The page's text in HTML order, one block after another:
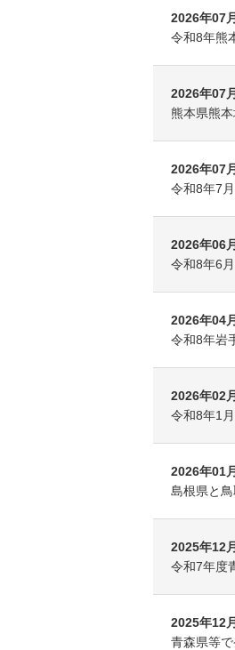
2026年07
令和8年熊
2026年07
熊本県熊
2026年07
令和8年7
2026年06
令和8年6
2026年04
令和8年岩
2026年02
令和8年1
2026年01
島根県と
2025年12
令和7年度
2025年12
青森県等